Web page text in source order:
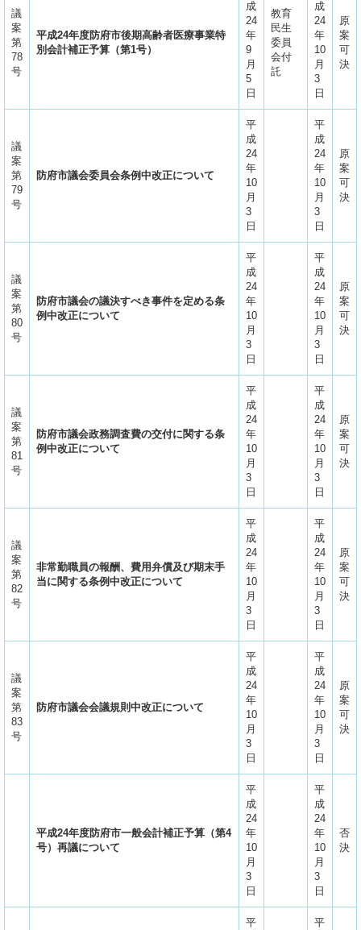
議
案
第
78
号
平成24年度防府市後期高齢者医療事業特
別会計補正予算（第1号）
成
24
年
9
月
5
日
教育
民生
委員
会付
託
成
24
年
10
月
3
日
原
案
可
決
議
案
第
79
号
防府市議会委員会条例中改正について
平
成
24
年
10
月
3
日
平
成
24
年
10
月
3
日
原
案
可
決
議
案
第
80
号
防府市議会の議決すべき事件を定める条
例中改正について
平
成
24
年
10
月
3
日
平
成
24
年
10
月
3
日
原
案
可
決
議
案
第
81
号
防府市議会政務調査費の交付に関する条
例中改正について
平
成
24
年
10
月
3
日
平
成
24
年
10
月
3
日
原
案
可
決
議
案
第
82
号
非常勤職員の報酬、費用弁償及び期末手
当に関する条例中改正について
平
成
24
年
10
月
3
日
平
成
24
年
10
月
3
日
原
案
可
決
議
案
第
83
号
防府市議会会議規則中改正について
平
成
24
年
10
月
3
日
平
成
24
年
10
月
3
日
原
案
可
決
平成24年度防府市一般会計補正予算（第4
号）再議について
平
成
24
年
10
月
3
日
平
成
24
年
10
月
3
日
否
決
平
平